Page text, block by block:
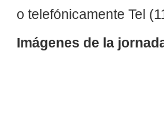
o telefónicamente Tel
Imágenes de la